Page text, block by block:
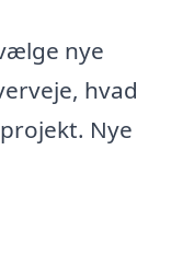
nye
hvad
Nye